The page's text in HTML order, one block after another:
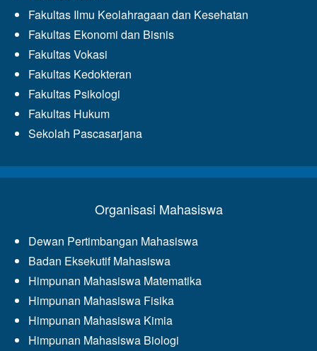
Fakultas Ilmu Keolahragaan dan Kesehatan
Fakultas Ekonomi dan Bisnis
Fakultas Vokasi
Fakultas Kedokteran
Fakultas Psikologi
Fakultas Hukum
Sekolah Pascasarjana
Organisasi Mahasiswa
Dewan Pertimbangan Mahasiswa
Badan Eksekutif Mahasiswa
Himpunan Mahasiswa Matematika
Himpunan Mahasiswa Fisika
Himpunan Mahasiswa Kimia
Himpunan Mahasiswa Biologi